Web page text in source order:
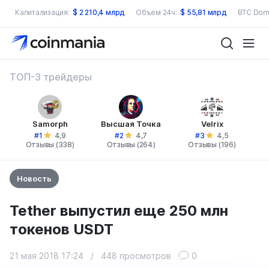
Капитализация: $ 2 210,4 млрд Объем 24ч: $ 55,81 млрд BTC
ТОП-3 трейдеры
Samorph
#1
4,9
Отзывы (338)
Высшая Точка
#2
4,7
Отзывы (264)
Velrix
#3
4,5
Отзывы (196)
Новость
Tether выпустил еще 250 млн
токенов USDT
21 мая 2018 17:24 / 448 просмотров 0